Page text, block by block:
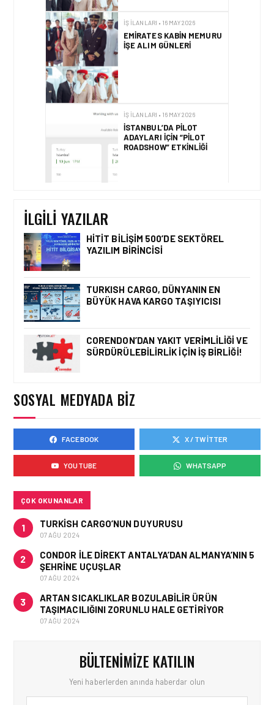
ROADSHOW” ETKINLIĞI
BÜYÜYOR! 2026 AÇIK
POZISYONLAR
İŞ İLANLARI • 16 MAY 2026
İŞ İLANLARI • 16 MAY 2026
EMIRATES AĞUSTOS’TA
İSTANBUL’DA TEKNISYEN
ROADSHOW DÜZENLIYOR!
İLGILI YAZILAR
HITIT BILIŞIM 500’DE SEKTÖREL
YAZILIM BIRINCISI
TURKISH CARGO, DÜNYANIN EN
BÜYÜK HAVA KARGO TAŞIYICISI
CORENDON’DAN YAKIT VERIMLILIĞI VE
SÜRDÜRÜLEBILIRLIK IÇIN İŞ BIRLIĞI!
SOSYAL MEDYADA BIZ
FACEBOOK X / TWITTER
YOUTUBE WHATSAPP
ÇOK OKUNANLAR
1 TURKISH CARGO’NUN DUYURUSU
07 AĞU 2024
2
CONDOR ILE DIREKT ANTALYA’DAN ALMANYA’NIN 5
ŞEHRINE UÇUŞLAR
07 AĞU 2024
3
ARTAN SICAKLIKLAR BOZULABILIR ÜRÜN
TAŞIMACILIĞINI ZORUNLU HALE GETIRIYOR
07 AĞU 2024
BÜLTENIMIZE KATILIN
Yeni haberlerden anında haberdar olun